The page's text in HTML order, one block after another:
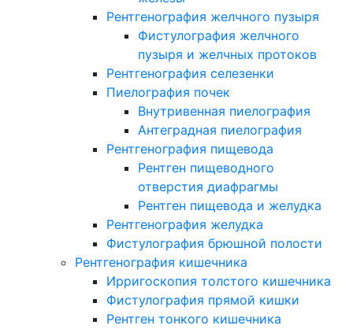
Рентгенография желчного пузыря
Фистулография желчного
пузыря и желчных протоков
Рентгенография селезенки
Пиелография почек
Внутривенная пиелография
Антеградная пиелография
Рентгенография пищевода
Рентген пищеводного
отверстия диафрагмы
Рентген пищевода и желудка
Рентгенография желудка
Фистулография брюшной полости
Рентгенография кишечника
Ирригоскопия толстого кишечника
Фистулография прямой кишки
Рентген тонкого кишечника